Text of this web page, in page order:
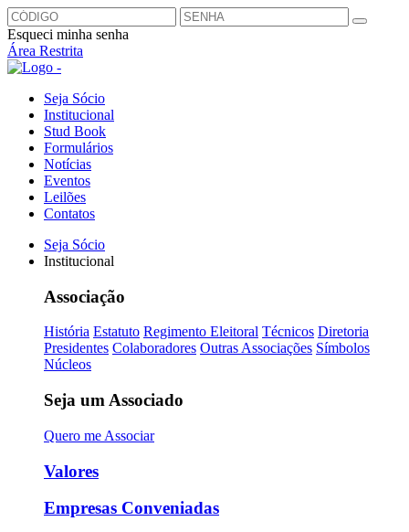
Esqueci minha senha
Área Restrita
Seja Sócio
Institucional
Stud Book
Formulários
Notícias
Eventos
Leilões
Contatos
Seja Sócio
Institucional
Associação
História Estatuto Regimento Eleitoral Técnicos Diretoria
Presidentes Colaboradores Outras Associações Símbolos
Núcleos
Seja um Associado
Quero me Associar
Valores
Empresas Conveniadas